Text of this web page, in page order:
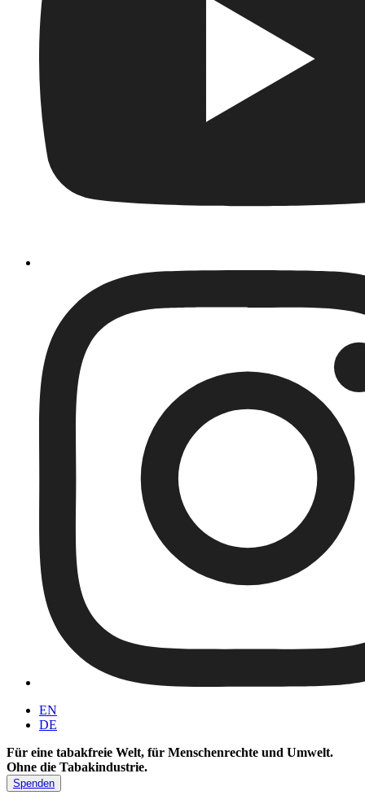
EN
DE
Für eine tabakfreie Welt, für Menschenrechte und Umwelt.
Ohne die Tabakindustrie.
Spenden